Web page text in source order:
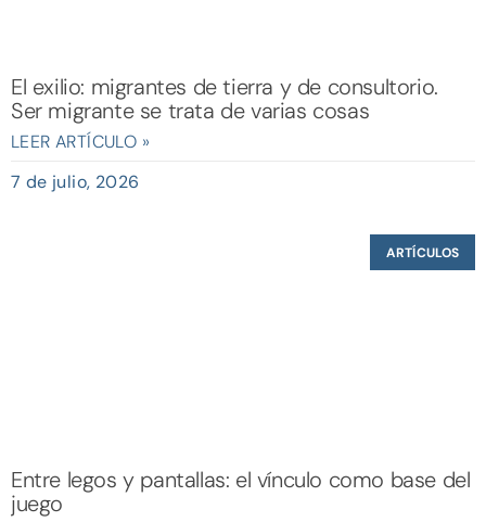
El exilio: migrantes de tierra y de consultorio.
Ser migrante se trata de varias cosas
LEER ARTÍCULO »
7 de julio, 2026
ARTÍCULOS
Entre legos y pantallas: el vínculo como base del
juego